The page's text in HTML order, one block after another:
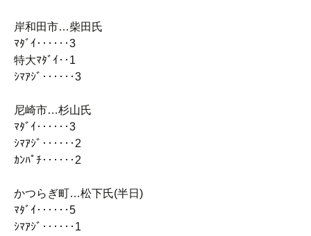
岸和田市…柴田氏
ﾏﾀﾞｲ‥‥‥3
特大ﾏﾀﾞｲ‥1
ｼﾏｱｼﾞ‥‥‥3
尼崎市…杉山氏
ﾏﾀﾞｲ‥‥‥3
ｼﾏｱｼﾞ‥‥‥2
ｶﾝﾊﾟﾁ‥‥‥2
かつらぎ町…松下氏(半日)
ﾏﾀﾞｲ‥‥‥5
ｼﾏｱｼﾞ‥‥‥1